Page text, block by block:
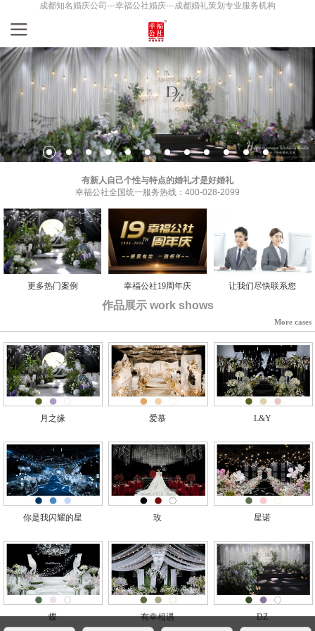
成都知名婚庆公司---幸福公社婚庆---成都婚礼策划专业服务机构
有新人自己个性与特点的婚礼才是好婚礼
幸福公社全国统一服务热线：400-028-2099
更多热门案例 幸福公社19周年庆 让我们尽快联系您
作品展示 work shows
More cases
月之缘 爱慕 L&Y
你是我闪耀的星 玫 星诺
蝶 有幸相遇 DZ